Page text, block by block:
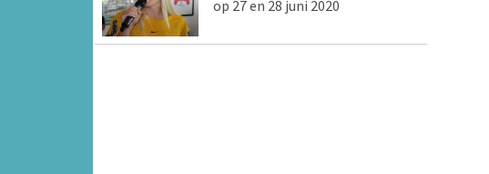
op 27 en 28 juni 2020